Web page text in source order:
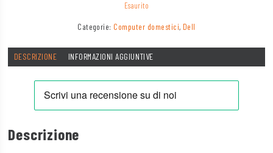
Esaurito
Categorie: Computer domestici, Dell
DESCRIZIONE INFORMAZIONI AGGIUNTIVE
Descrizione